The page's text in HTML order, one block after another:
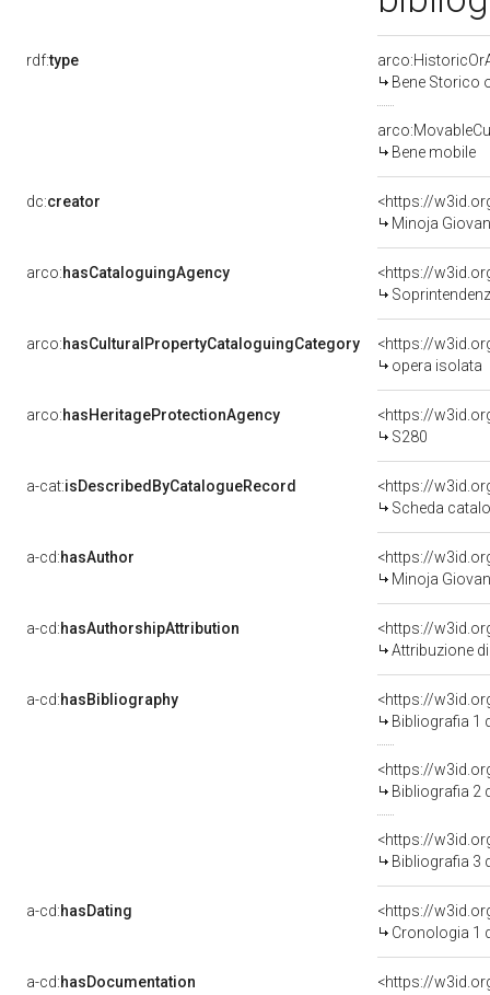
rdf:type
Bene Storico
Bene mobile
dc:creator
<https://
Minoja
arco:hasCataloguingAgency
<https://
arco:hasCulturalPropertyCataloguingCategory
<https://
opera isolata
arco:hasHeritageProtectionAgency
<https://
S280
a-cat:isDescribedByCatalogueRecord
<https://
Scheda
a-cd:hasAuthor
<https://
Minoja
a-cd:hasAuthorshipAttribution
<https://
Attribuzione
a-cd:hasBibliography
<https://
Bibliografia 1
<https://
Bibliografia 2
<https://
Bibliografia 3
a-cd:hasDating
<https://
Cronologia 1
a-cd:hasDocumentation